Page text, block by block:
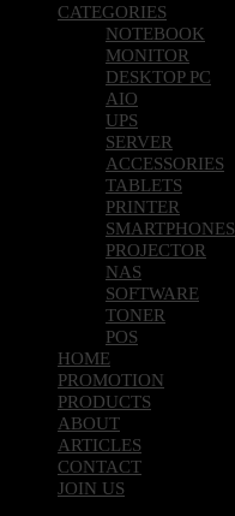
CATEGORIES
NOTEBOOK
MONITOR
DESKTOP PC
AIO
UPS
SERVER
ACCESSORIES
TABLETS
PRINTER
SMARTPHONES
PROJECTOR
NAS
SOFTWARE
TONER
POS
HOME
PROMOTION
PRODUCTS
ABOUT
ARTICLES
CONTACT
JOIN US